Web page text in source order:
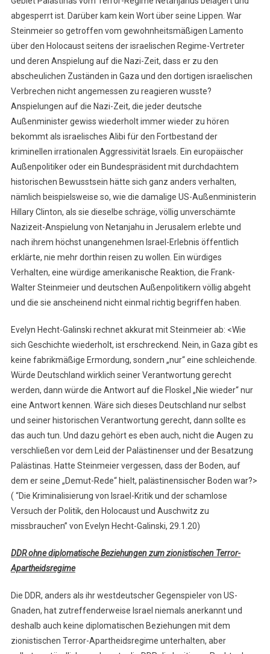
abgesperrt ist. Darüber kam kein Wort über seine Lippen. War
Steinmeier so getroffen vom gewohnheitsmäßigen Lamento
über den Holocaust seitens der israelischen Regime-Vertreter
und deren Anspielung auf die Nazi-Zeit, dass er zu den
abscheulichen Zuständen in Gaza und den dortigen israelischen
Verbrechen nicht angemessen zu reagieren wusste?
Anspielungen auf die Nazi-Zeit, die jeder deutsche
Außenminister gewiss wiederholt immer wieder zu hören
bekommt als israelisches Alibi für den Fortbestand der
kriminellen irrationalen Aggressivität Israels. Ein europäischer
Außenpolitiker oder ein Bundespräsident mit durchdachtem
historischen Bewusstsein hätte sich ganz anders verhalten,
nämlich beispielsweise so, wie die damalige US-Außenministerin
Hillary Clinton, als sie dieselbe schräge, völlig unverschämte
Nazizeit-Anspielung von Netanjahu in Jerusalem erlebte und
nach ihrem höchst unangenehmen Israel-Erlebnis öffentlich
erklärte, nie mehr dorthin reisen zu wollen. Ein würdiges
Verhalten, eine würdige amerikanische Reaktion, die Frank-
Walter Steinmeier und deutschen Außenpolitikern völlig abgeht
und die sie anscheinend nicht einmal richtig begriffen haben.
Evelyn Hecht-Galinski rechnet akkurat mit Steinmeier ab: <Wie
sich Geschichte wiederholt, ist erschreckend. Nein, in Gaza gibt es
keine fabrikmäßige Ermordung, sondern „nur“ eine schleichende.
Würde Deutschland wirklich seiner Verantwortung gerecht
werden, dann würde die Antwort auf die Floskel „Nie wieder“ nur
eine Antwort kennen. Wäre sich dieses Deutschland nur selbst
und seiner historischen Verantwortung gerecht, dann sollte es
das auch tun. Und dazu gehört es eben auch, nicht die Augen zu
verschließen vor dem Leid der Palästinenser und der Besatzung
Palästinas. Hatte Steinmeier vergessen, dass der Boden, auf
dem er seine „Demut-Rede“ hielt, palästinensischer Boden war?>
( “Die Kriminalisierung von Israel-Kritik und der schamlose
Versuch der Politik, den Holocaust und Auschwitz zu
missbrauchen” von Evelyn Hecht-Galinski, 29.1.20)
DDR ohne diplomatische Beziehungen zum zionistischen Terror-
Apartheidsregime
Die DDR, anders als ihr westdeutscher Gegenspieler von US-
Gnaden, hat zutreffenderweise Israel niemals anerkannt und
deshalb auch keine diplomatischen Beziehungen mit dem
zionistischen Terror-Apartheidsregime unterhalten, aber